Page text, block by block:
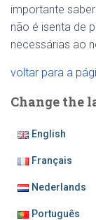
importante
não é isenta de
necessárias ao
voltar para a
Change the
English
Français
Nederlands
Português